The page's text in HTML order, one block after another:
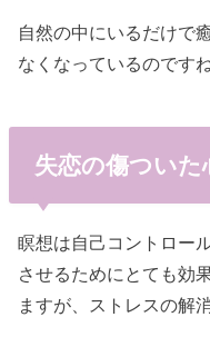
自然の中にいるだけで
なくなっているのですね
失恋の傷つい
瞑想は自己コントロー
させるためにとても効
ますが、ストレスの解